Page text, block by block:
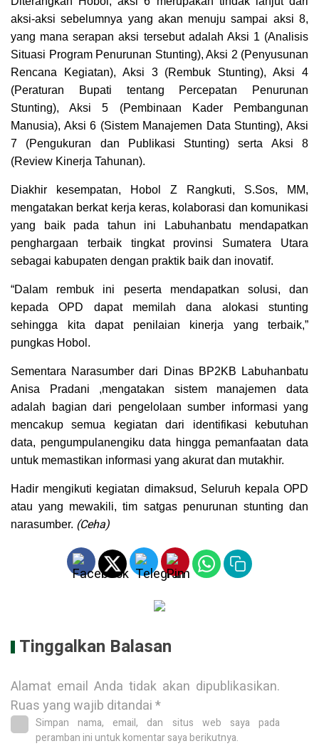
aksi-aksi sebelumnya yang akan menuju sampai aksi 8,
yang mana serapan aksi tersebut adalah Aksi 1 (Analisis
Situasi Program Penurunan Stunting), Aksi 2 (Penyusunan
Rencana Kegiatan), Aksi 3 (Rembuk Stunting), Aksi 4
(Peraturan Bupati tentang Percepatan Penurunan
Stunting), Aksi 5 (Pembinaan Kader Pembangunan
Manusia), Aksi 6 (Sistem Manajemen Data Stunting), Aksi
7 (Pengukuran dan Publikasi Stunting) serta Aksi 8
(Review Kinerja Tahunan).
Diakhir kesempatan, Hobol Z Rangkuti, S.Sos, MM,
mengatakan berkat kerja keras, kolaborasi dan komunikasi
yang baik pada tahun ini Labuhanbatu mendapatkan
penghargaan terbaik tingkat provinsi Sumatera Utara
sebagai kabupaten dengan praktik baik dan inovatif.
“Dalam rembuk ini peserta mendapatkan solusi, dan
kepada OPD dapat memilah dana alokasi stunting
sehingga kita dapat penilaian kinerja yang terbaik,”
pungkas Hobol.
Sementara Narasumber dari Dinas BP2KB Labuhanbatu
Anisa Pradani ,mengatakan sistem manajemen data
adalah bagian dari pengelolaan sumber informasi yang
mencakup semua kegiatan dari identifikasi kebutuhan
data, pengumpulanengiku data hingga pemanfaatan data
untuk memastikan informasi yang akurat dan mutakhir.
Hadir mengikuti kegiatan dimaksud, Seluruh kepala OPD
atau yang mewakili, tim satgas penurunan stunting dan
narasumber. (Ceha)
Tinggalkan Balasan
Alamat email Anda tidak akan dipublikasikan.
Ruas yang wajib ditandai*
Simpan nama, email, dan situs web saya pada
peramban ini untuk komentar saya berikutnya.